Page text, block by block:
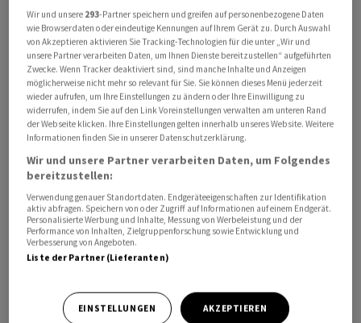
Die Liegenschaft umfasst 96 Wohnungen mit einer
Gesamtfläche von rund 9466 Quadratmetern, verteilt
auf zwei Hochhäuser. Das Objekt wurde 2007
fertiggestellt und verfügt über Drei- und
Vierzimmerwohnungen mit Balkonen und Blick auf die
Køge-Bucht.
Mit dem Erwerb werde die bestehende Partnerschaft
mit Pictet weiter gestärkt, hiess es weiter. Bereits 2024
hatte die Partnerschaft eine grössere
Wohnimmobilientransaktion in den nordischen Ländern
abgeschlossen. SFP-CEO Adrian Murer bezeichnete die
Transaktion in der Mitteilung als weiteren Meilenstein
internationalen Wachstumsstrategie der Gruppe.
Wir und unsere 293-Partner speichern und greifen auf personenbezogene Daten
wie Browserdaten oder eindeutige Kennungen auf Ihrem Gerät zu. Durch Auswahl
von Akzeptieren aktivieren Sie Tracking-Technologien für die unter „Wir und
unsere Partner verarbeiten Daten, um Ihnen Dienste bereitzustellen“ aufgeführten
Zwecke. Wenn Tracker deaktiviert sind, sind manche Inhalte und Anzeigen
möglicherweise nicht mehr so relevant für Sie. Sie können dieses Menü jederzeit
wieder aufrufen, um Ihre Einstellungen zu ändern oder Ihre Einwilligung zu
widerrufen, indem Sie auf den Link Voreinstellungen verwalten am unteren Rand
der Webseite klicken. Ihre Einstellungen gelten innerhalb unseres Website. Weitere
Informationen finden Sie in unserer Datenschutzerklärung.
Wir und unsere Partner verarbeiten Daten, um Folgendes
bereitzustellen:
Verwendung genauer Standortdaten. Endgeräteeigenschaften zur Identifikation
aktiv abfragen. Speichern von oder Zugriff auf Informationen auf einem Endgerät.
Personalisierte Werbung und Inhalte, Messung von Werbeleistung und der
Performance von Inhalten, Zielgruppenforschung sowie Entwicklung und
Verbesserung von Angeboten.
Liste der Partner (Lieferanten)
EINSTELLUNGEN AKZEPTIEREN